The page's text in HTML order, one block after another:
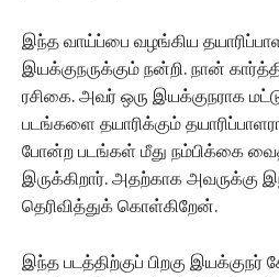
இந்த வாய்ப்பை வழங்கிய
இயக்குநருக்கும் நன்றி. நான்
ரசிகை. அவர் ஒரு இயக்குநராக
படங்களை தயாரிக்கும்
போன்ற படங்கள் மீது நம்பிக்கை
இருக்கிறார். அதற்காக அவருக்கு
தெரிவித்துக் கொள்கிறேன்.
இந்த படத்திற்குப் பிறகு இயக்குநர்